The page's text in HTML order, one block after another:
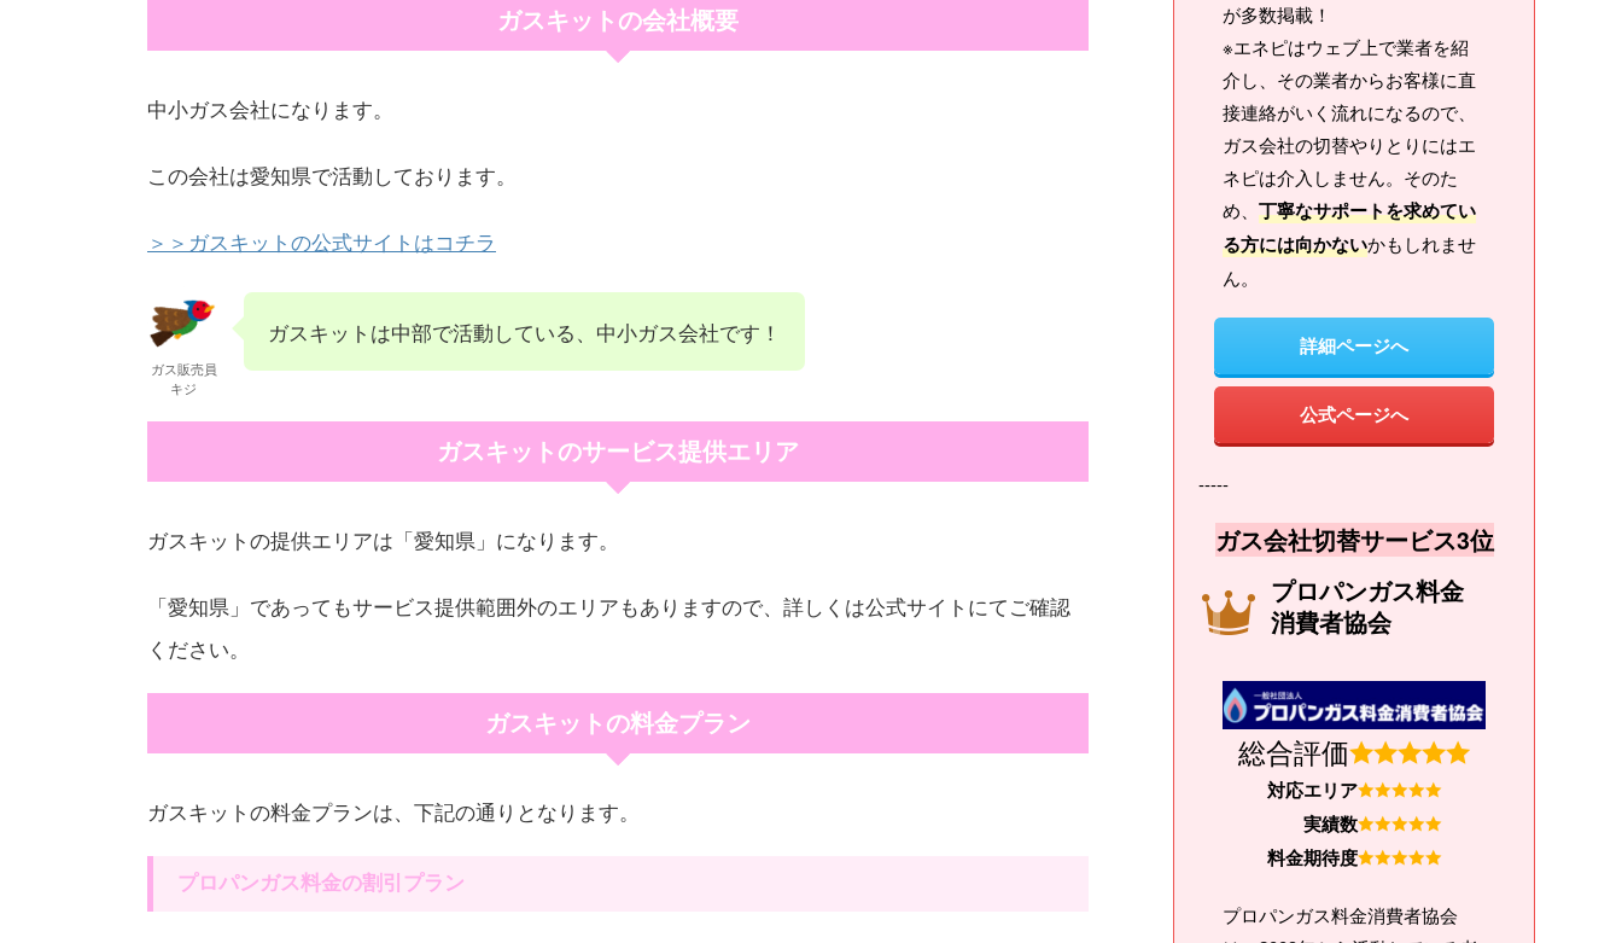
ガスキットの会社概要
中小ガス会社になります。
この会社は愛知県で活動しております。
＞＞ガスキットの公式サイトはコチラ
ガス販売員
キジ
ガスキットは中部で活動している、中小ガス会社です！
ガスキットのサービス提供エリア
ガスキットの提供エリアは「愛知県」になります。
「愛知県」であってもサービス提供範囲外のエリアもありますので、詳しくは公式サイトにてご確認
ください。
ガスキットの料金プラン
ガスキットの料金プランは、下記の通りとなります。
プロパンガス料金の割引プラン
が多数掲載！
※エネピはウェブ上で業者を紹
介し、その業者からお客様に直
接連絡がいく流れになるので、
ガス会社の切替やりとりにはエ
ネピは介入しません。そのた
め、 丁寧なサポートを求めてい
る方には向かないかもしれませ
ん。
詳細ページへ
公式ページへ
-----
ガス会社切替サービス3位
プロパンガス料金
消費者協会
総合評価
対応エリア
実績数
料金期待度
プロパンガス料金消費者協会